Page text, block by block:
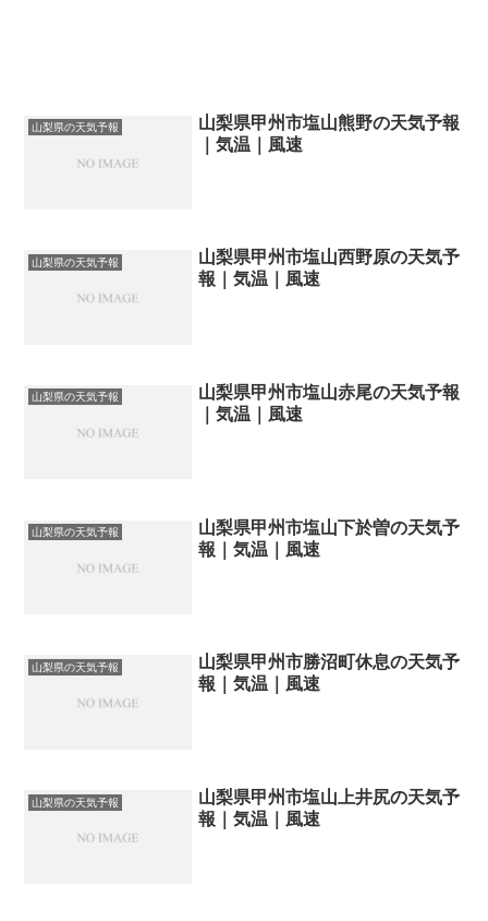
山梨県の天気予報
山梨県甲州市塩山熊野の天気予報
｜気温｜風速
山梨県の天気予報
山梨県甲州市塩山西野原の天気予
報｜気温｜風速
山梨県の天気予報
山梨県甲州市塩山赤尾の天気予報
｜気温｜風速
山梨県の天気予報
山梨県甲州市塩山下於曽の天気予
報｜気温｜風速
山梨県の天気予報
山梨県甲州市勝沼町休息の天気予
報｜気温｜風速
山梨県の天気予報
山梨県甲州市塩山上井尻の天気予
報｜気温｜風速